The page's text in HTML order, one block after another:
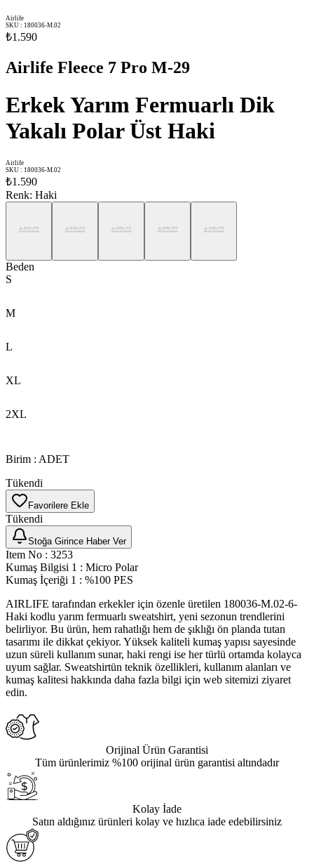
Airlife
SKU : 180036-M.02
₺1.590
Airlife Fleece 7 Pro M-29
Erkek Yarım Fermuarlı Dik
Yakalı Polar Üst Haki
Airlife
SKU : 180036-M.02
₺1.590
Renk: Haki
Beden
S
M
L
XL
2XL
Birim : ADET
Tükendi
Favorilere Ekle
Tükendi
Stoğa Girince Haber Ver
Item No : 3253
Kumaş Bilgisi 1 : Micro Polar
Kumaş İçeriği 1 : %100 PES
AIRLIFE tarafından erkekler için özenle üretilen 180036-M.02-6-
Haki kodlu yarım fermuarlı sweatshirt, yeni sezonun trendlerini
belirliyor. Bu ürün, hem rahatlığı hem de şıklığı ön planda tutan
tasarımı ile dikkat çekiyor. Yüksek kaliteli kumaş yapısı sayesinde
uzun süreli kullanım sunar, haki rengi ise her türlü ortamda kolayca
uyum sağlar. Sweatshirtün teknik özellikleri, kullanım alanları ve
kumaş kalitesi hakkında daha fazla bilgi için web sitemizi ziyaret
edin.
Orijinal Ürün Garantisi
Tüm ürünlerimiz %100 orijinal ürün garantisi altındadır
Kolay İade
Satın aldığınız ürünleri kolay ve hızlıca iade edebilirsiniz